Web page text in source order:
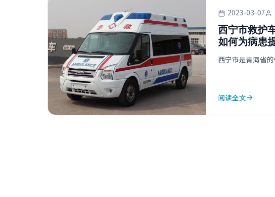
2023-03-07
西宁市救护
如何为病患
西宁市是青海省
阅读全文